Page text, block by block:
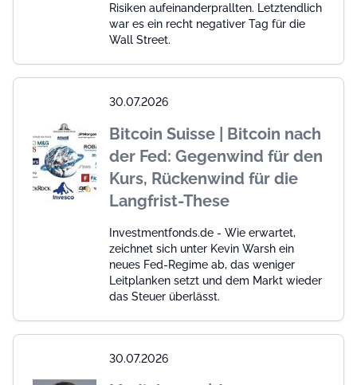
Risiken aufeinanderprallten. Letztendlich
war es ein recht negativer Tag für die
Wall Street.
30.07.2026
Bitcoin Suisse | Bitcoin nach
der Fed: Gegenwind für den
Kurs, Rückenwind für die
Langfrist-These
Investmentfonds.de - Wie erwartet,
zeichnet sich unter Kevin Warsh ein
neues Fed-Regime ab, das weniger
Leitplanken setzt und dem Markt wieder
das Steuer überlässt.
30.07.2026